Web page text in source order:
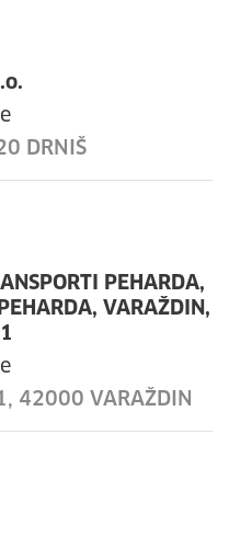
DRNIŠ
42000 VARAŽDIN
PEHARDA,
VARAŽDIN,